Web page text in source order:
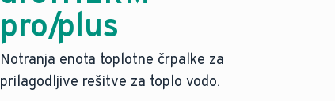
pro/plus
Notranja enota toplotne črpalke za
prilagodljive rešitve za toplo vodo.